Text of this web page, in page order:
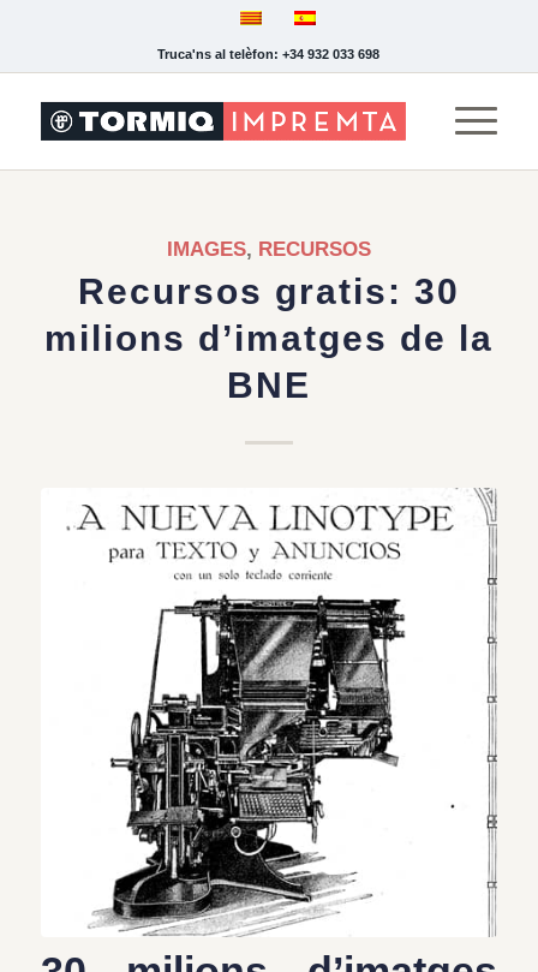
Truca'ns al telèfon: +34 932 033 698
IMAGES, RECURSOS
Recursos gratis: 30
milions d’imatges de la
BNE